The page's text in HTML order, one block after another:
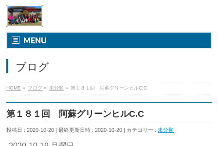
MENU
ブログ
HOME » ブログ » 未分類 » 第１８１回 阿蘇グリーンヒルC.C
第１８１回 阿蘇グリーンヒルC.C
投稿日 : 2020-10-20 最終更新日時 : 2020-10-20 カテゴリー :未分類